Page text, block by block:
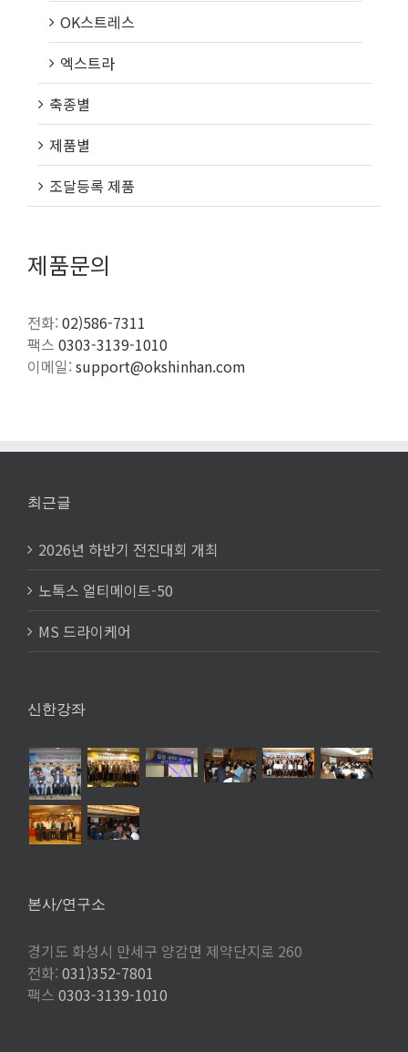
OK스트레스
엑스트라
축종별
제품별
조달등록 제품
제품문의
전화:02)586-7311
팩스 0303-3139-1010
이메일:support@okshinhan.com
최근글
2026년 하반기 전진대회 개최
노톡스 얼티메이트-50
MS 드라이케어
신한강좌
본사/연구소
경기도 화성시 만세구 양감면 제약단지로 260
전화: 031)352-7801
팩스 0303-3139-1010